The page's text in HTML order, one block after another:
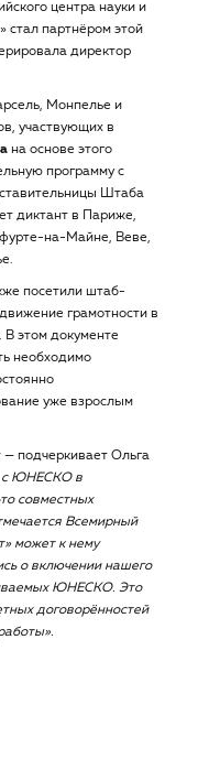
центра науки и
стал партнёром этой
директор
Монпелье и
участвующих в
на основе этого
программу с
Штаба
диктант в Париже,
на-Майне, Веве,
посетили штаб-
грамотности в
В этом документе
необходимо
уже взрослым
— подчеркивает Ольга
с ЮНЕСКО в
совместных
Всемирный
может к нему
о включении нашего
ЮНЕСКО. Это
договорённостей